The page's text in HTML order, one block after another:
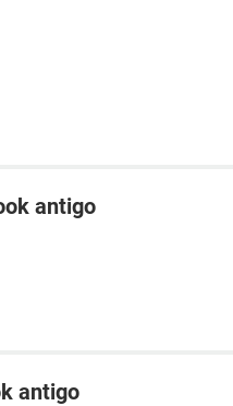
antigo
antigo